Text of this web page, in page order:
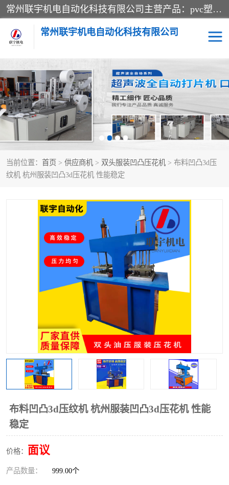
常州联宇机电自动化科技有限公司主营产品：pvc塑料焊机、高频热合机、软膜天花压边机、服装布料凹凸压花机、布料3d压印设备、服装植胶设备、超声波布料花边机、无纺布热合机、全自动压花机。
常州联宇机电自动化科技有限公司
当前位置： 首页 > 供应商机 > 双头服装凹凸压花机 > 布料凹凸3d压
纹机 杭州服装凹凸3d压花机 性能稳定
布料凹凸3d压纹机 杭州服装凹凸3d压花机 性能
稳定
价格： 面议
产品数量： 999.00个
压花定型机以及压花模具 超声波热合机
高频热合机 超声波花边机
超声波复合压花机 凹凸压花机压标机
3040凹凸压花机 双头服装凹凸压花机
高频压花压标机 自动超声波打片成型机
泡壳包装封口机 海绵产品成型机
其他超声波系列